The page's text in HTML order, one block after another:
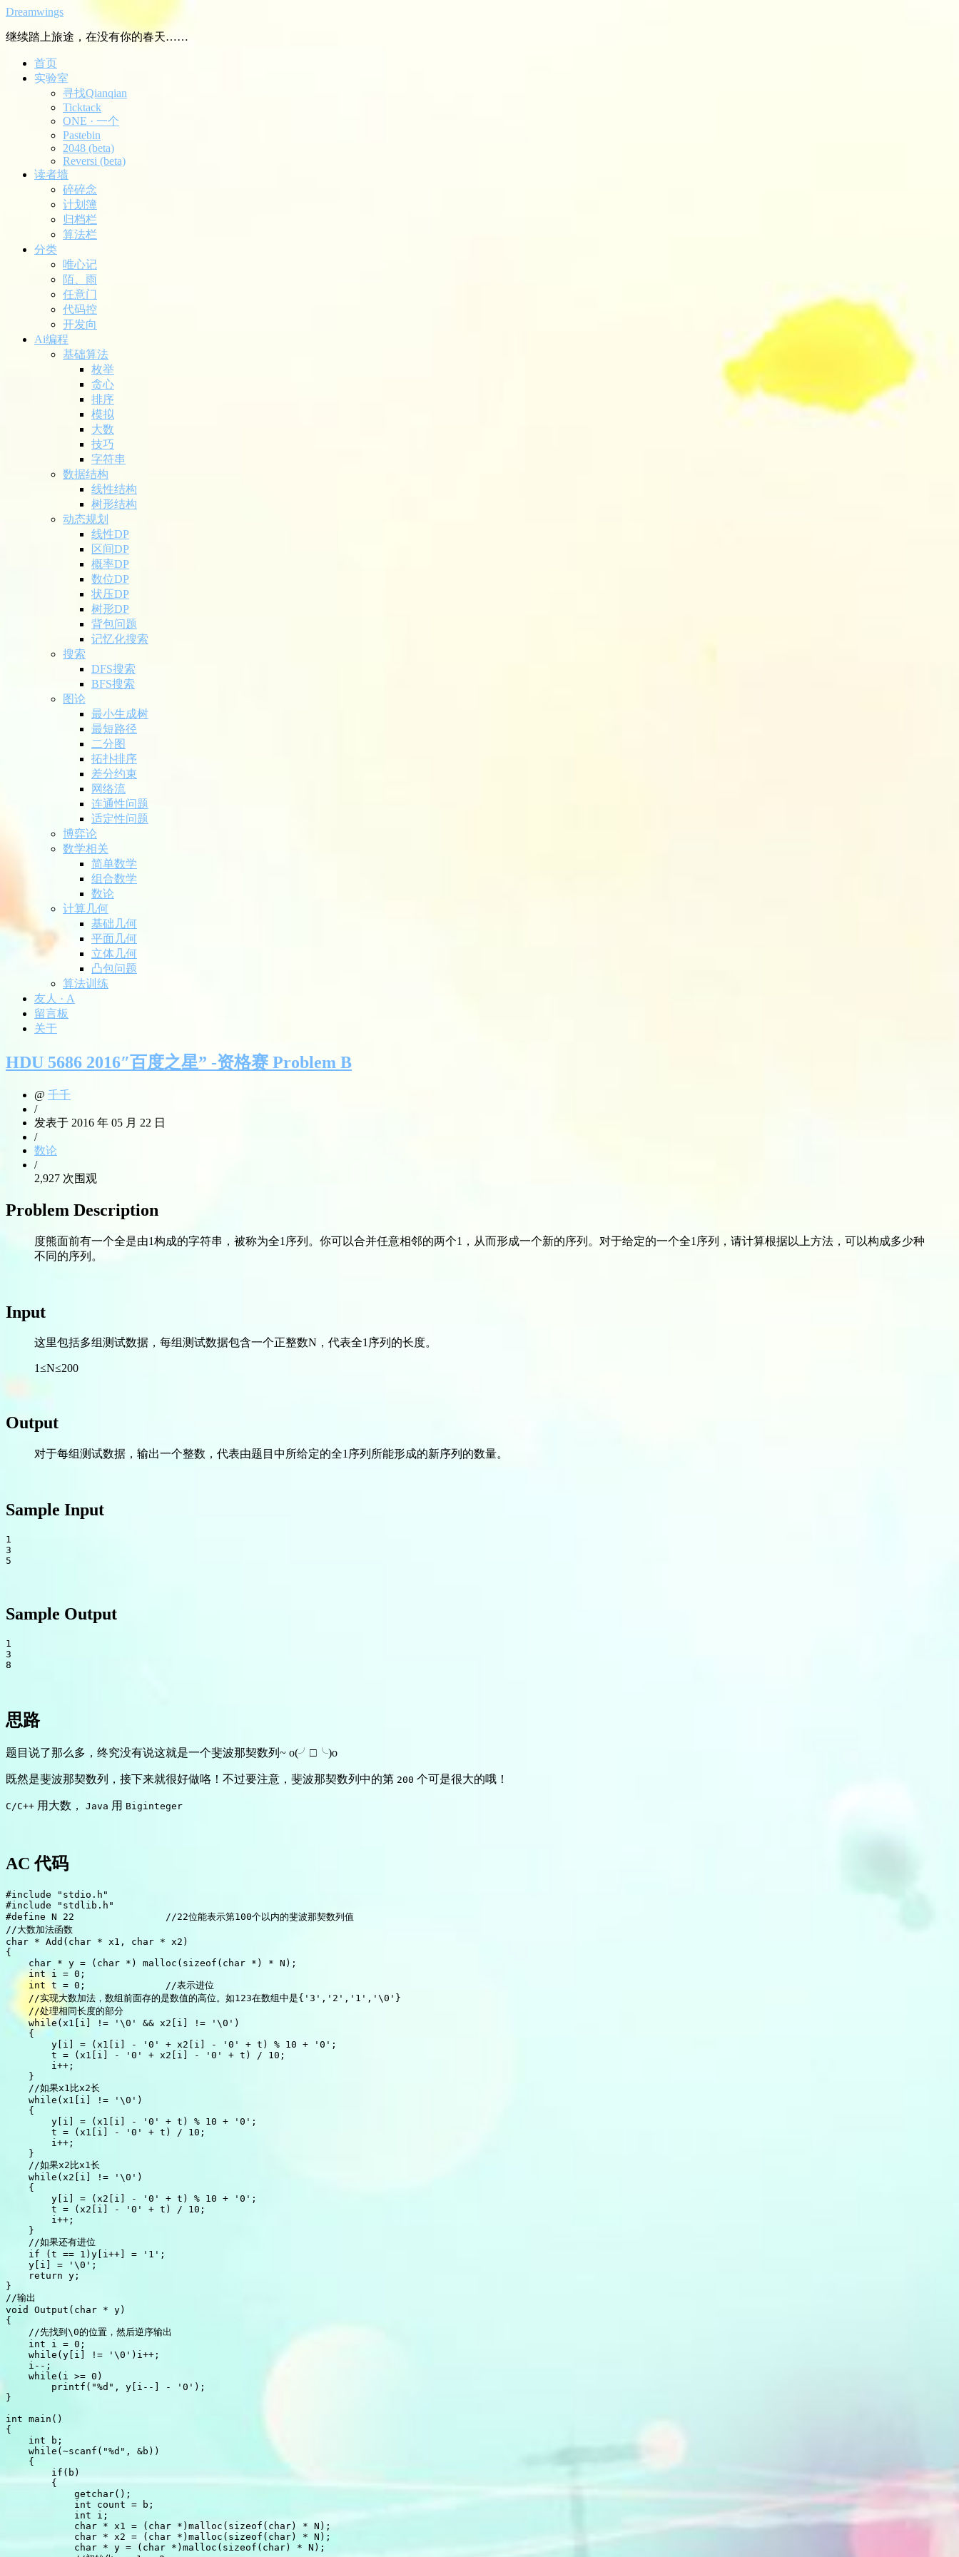
Dreamwings
继续踏上旅途，在没有你的春天……
首页
实验室
寻找Qianqian
Ticktack
ONE · 一个
Pastebin
2048 (beta)
Reversi (beta)
读者墙
碎碎念
计划簿
归档栏
算法栏
分类
唯心记
陌、雨
任意门
代码控
开发向
Ai编程
基础算法
枚举
贪心
排序
模拟
大数
技巧
字符串
数据结构
线性结构
树形结构
动态规划
线性DP
区间DP
概率DP
数位DP
状压DP
树形DP
背包问题
记忆化搜索
搜索
DFS搜索
BFS搜索
图论
最小生成树
最短路径
二分图
拓扑排序
差分约束
网络流
连通性问题
适定性问题
博弈论
数学相关
简单数学
组合数学
数论
计算几何
基础几何
平面几何
立体几何
凸包问题
算法训练
友人 · A
留言板
关于
HDU 5686 2016″百度之星” -资格赛 Problem B
@ 千千
/
发表于 2016 年 05 月 22 日
/
数论
/
2,927 次围观
Problem Description
度熊面前有一个全是由1构成的字符串，被称为全1序列。你可以合并任意相邻的两个1，从而形成一个新的序列。对于给定的一个全1序列，请计算根据以上方法，可以构成多少种
不同的序列。
Input
这里包括多组测试数据，每组测试数据包含一个正整数N，代表全1序列的长度。
1≤N≤200
Output
对于每组测试数据，输出一个整数，代表由题目中所给定的全1序列所能形成的新序列的数量。
Sample Input
1
3
Sample Output
1
3
思路
题目说了那么多，终究没有说这就是一个斐波那契数列~ o(╯□╰)o
既然是斐波那契数列，接下来就很好做咯！不过要注意，斐波那契数列中的第 200 个可是很大的哦！
C/C++ 用大数， Java 用 Biginteger
AC 代码
#include "stdio.h"
#include "stdlib.h"
#define N 22                //22位能表示第100个以内的斐波那契数列值
//大数加法函数
char * Add(char * x1, char * x2)
{
    char * y = (char *) malloc(sizeof(char *) * N);
    int i = 0;
    int t = 0;              //表示进位
    //实现大数加法，数组前面存的是数值的高位。如123在数组中是{'3','2','1','\0'}
    //处理相同长度的部分
    while(x1[i] != '\0' && x2[i] != '\0')
    {
        y[i] = (x1[i] - '0' + x2[i] - '0' + t) % 10 + '0';
        t = (x1[i] - '0' + x2[i] - '0' + t) / 10;
        i++;
    }
    //如果x1比x2长
    while(x1[i] != '\0')
    {
        y[i] = (x1[i] - '0' + t) % 10 + '0';
        t = (x1[i] - '0' + t) / 10;
        i++;
    }
    //如果x2比x1长
    while(x2[i] != '\0')
    {
        y[i] = (x2[i] - '0' + t) % 10 + '0';
        t = (x2[i] - '0' + t) / 10;
        i++;
    }
    //如果还有进位
    if (t == 1)y[i++] = '1';
    y[i] = '\0';
    return y;
}
//输出
void Output(char * y)
{
    //先找到\0的位置，然后逆序输出
    int i = 0;
    while(y[i] != '\0')i++;
    i--;
    while(i >= 0)
        printf("%d", y[i--] - '0');
}
int main()
{
    int b;
    while(~scanf("%d", &b))
    {
        if(b)
        {
            getchar();
            int count = b;
            int i;
            char * x1 = (char *)malloc(sizeof(char) * N);
            char * x2 = (char *)malloc(sizeof(char) * N);
            char * y = (char *)malloc(sizeof(char) * N);